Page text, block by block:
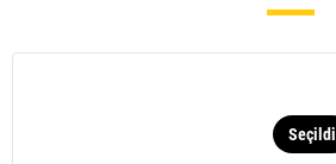
Seçildi